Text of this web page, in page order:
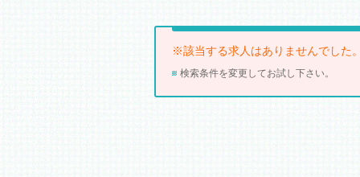
※該当する求人はありませんでした
検索条件を変更してお試し下さい。